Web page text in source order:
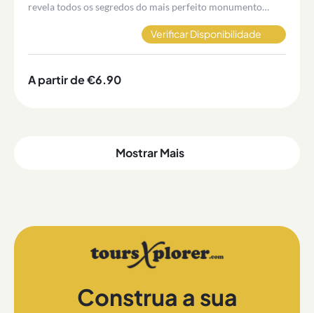
revela todos os segredos do mais perfeito monumento
Verificar Disponibilidade
A partir de €6.90
Mostrar Mais
Construa a sua